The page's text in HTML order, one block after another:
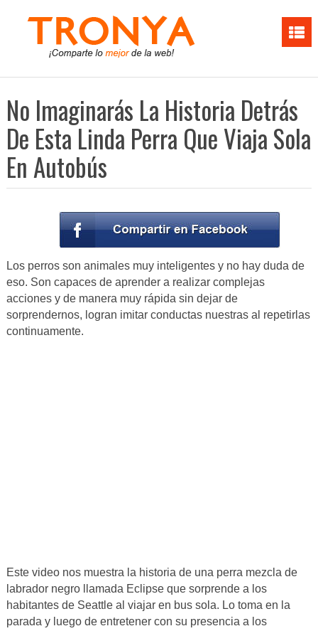
No Imaginarás La Historia Detrás
De Esta Linda Perra Que Viaja Sola
En Autobús
Los perros son animales muy inteligentes y no hay duda de
eso. Son capaces de aprender a realizar complejas
acciones y de manera muy rápida sin dejar de
sorprendernos, logran imitar conductas nuestras al repetirlas
continuamente.
Este video nos muestra la historia de una perra mezcla de
labrador negro llamada Eclipse que sorprende a los
habitantes de Seattle al viajar en bus sola. Lo toma en la
parada y luego de entretener con su presencia a los